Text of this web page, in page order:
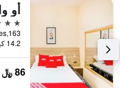
3 نجوم
14.2 كيلومتر عن وسط المدينة
86 ﷼